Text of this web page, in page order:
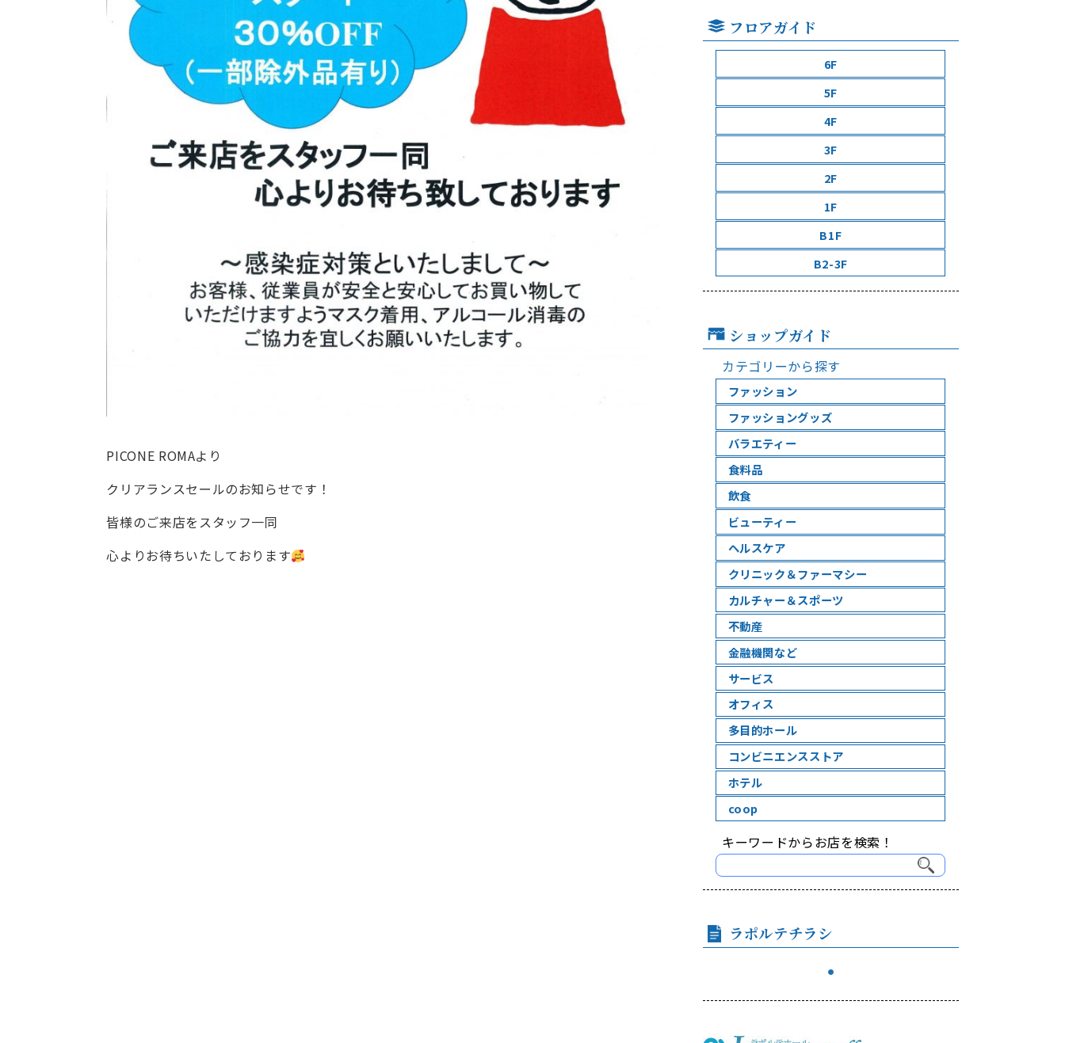
PICONE ROMAより
クリアランスセールのお知らせです！
皆様のご来店をスタッフ一同
心よりお待ちいたしております
フロアガイド
6F
5F
4F
3F
2F
1F
B1F
B2-3F
ショップガイド
カテゴリーから探す
ファッション
ファッショングッズ
バラエティー
食料品
飲食
ビューティー
ヘルスケア
クリニック＆ファーマシー
カルチャー＆スポーツ
不動産
金融機関など
サービス
オフィス
多目的ホール
コンビニエンスストア
ホテル
coop
キーワードからお店を検索！
ラポルテチラシ